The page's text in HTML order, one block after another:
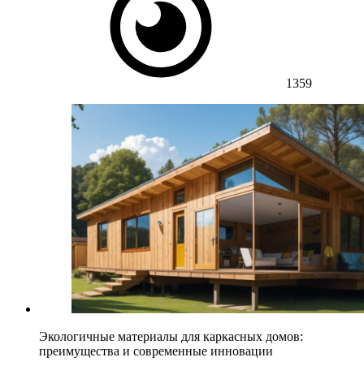
1359
Экологичные материалы для каркасных домов:
преимущества и современные инновации